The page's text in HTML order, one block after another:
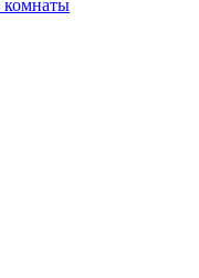
комнаты